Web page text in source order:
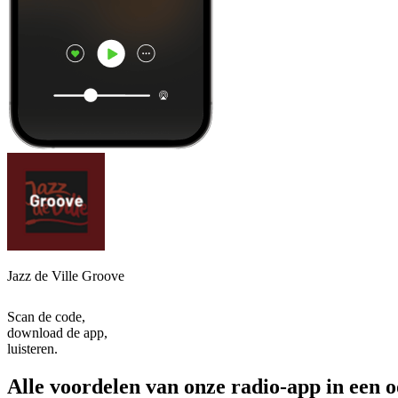
Jazz de Ville Groove
Scan de code,
download de app,
luisteren.
Alle voordelen van onze radio-app in een